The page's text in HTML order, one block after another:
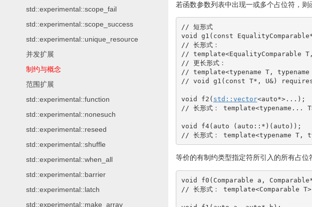
std::experimental::scope_fail
std::experimental::scope_success
std::experimental::unique_resource
并发扩展
制约与概念
范围扩展
std::experimental::function
std::experimental::nonesuch
std::experimental::reseed
std::experimental::shuffle
std::experimental::when_all
std::experimental::barrier
std::experimental::latch
std::experimental::make_array
若函数参数列表中出现一或多个占位符，
// 短形式
void g1 ( const EqualityComparable
// 长形式：
// template<EqualityComparable
// 更长形式：
// template<typename T, typename
// void g1(const T*, U&) requires
void f2 ( std:: vector<auto*>... ) ;
// 长形式：
void f4( auto ( auto :: * ) ( auto ) ) ;
// 长形式： template<typename
等价的有制约类型指定符所引入的所有占
void f0 ( Comparable a, Comparable
// 长形式：